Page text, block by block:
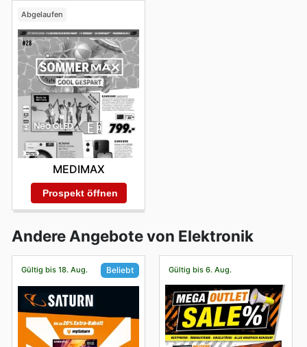
Abgelaufen
MEDIMAX
Prospekt öffnen
Andere Angebote von Elektronik
Gültig bis 18. Aug. Beliebt Gültig bis 6. Aug.